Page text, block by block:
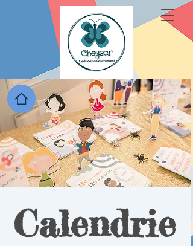
Calendrie